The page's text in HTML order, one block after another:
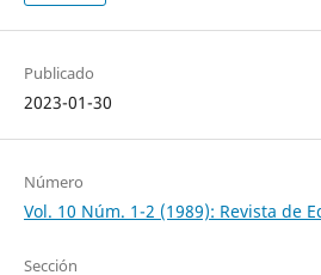
Publicado
2023-01-30
Número
Vol. 10 Núm. 1-2 (1989): Revista de
Sección